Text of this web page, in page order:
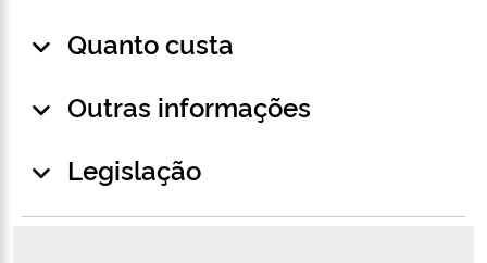
Quanto custa
Outras informações
Legislação